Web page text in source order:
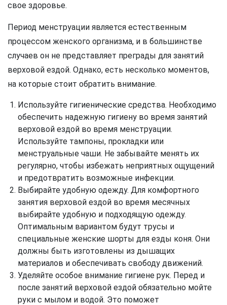
свое здоровье.
Период менструации является естественным
процессом женского организма, и в большинстве
случаев он не представляет преграды для занятий
верховой ездой. Однако, есть несколько моментов,
на которые стоит обратить внимание.
Используйте гигиенические средства. Необходимо
обеспечить надежную гигиену во время занятий
верховой ездой во время менструации.
Используйте тампоны, прокладки или
менструальные чаши. Не забывайте менять их
регулярно, чтобы избежать неприятных ощущений
и предотвратить возможные инфекции.
Выбирайте удобную одежду. Для комфортного
занятия верховой ездой во время месячных
выбирайте удобную и подходящую одежду.
Оптимальным вариантом будут трусы и
специальные женские шорты для езды коня. Они
должны быть изготовлены из дышащих
материалов и обеспечивать свободу движений.
Уделяйте особое внимание гигиене рук. Перед и
после занятий верховой ездой обязательно мойте
руки с мылом и водой. Это поможет